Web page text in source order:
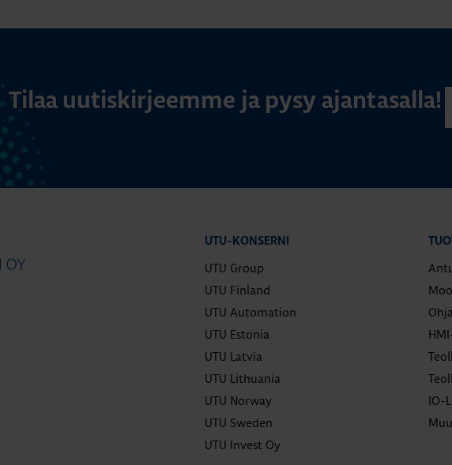
Tilaa uutiskirjeemme ja pysy ajantasalla!
UTU-KONSERNI
UTU Group
UTU Finland
UTU Automation
UTU Estonia
UTU Latvia
UTU Lithuania
UTU Norway
UTU Sweden
UTU Invest Oy
IO-